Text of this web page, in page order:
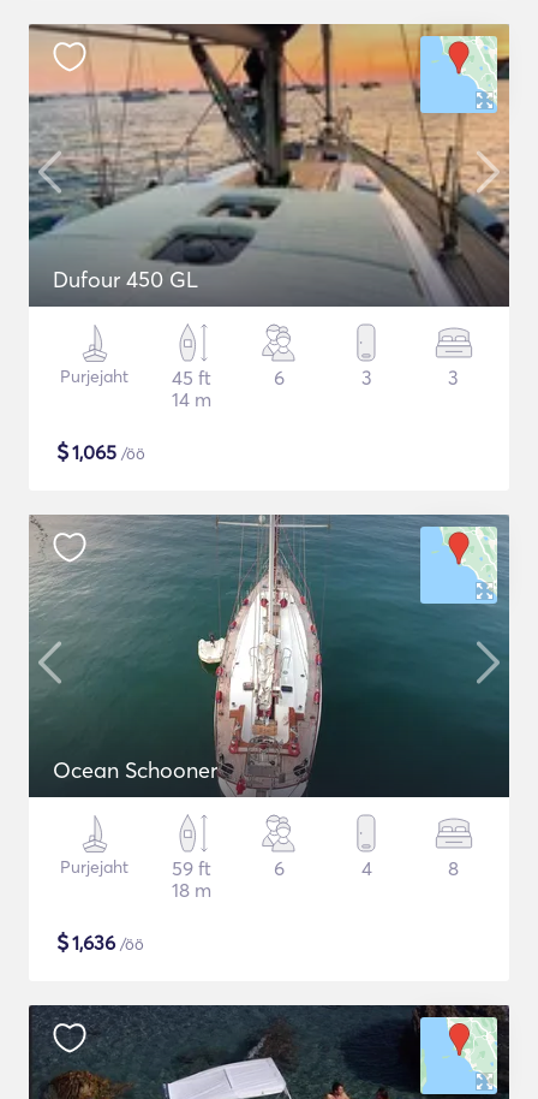
Dufour 450 GL
Purjejaht
45 ft
14 m
6 3 3
$1,065 /öö
Ocean Schooner
Purjejaht
59 ft
18 m
6 4 8
$1,636 /öö